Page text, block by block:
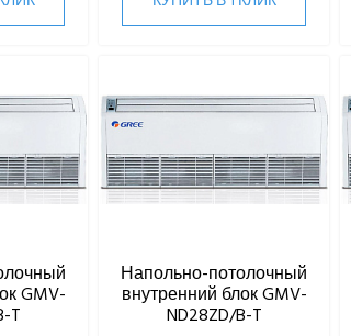
GMV-
T
Напольно-потолочный
внутренний блок GMV-
ND28ZD/B-T